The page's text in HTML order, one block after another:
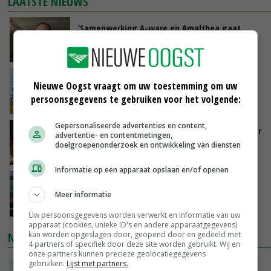
‘Samenwerking A-ware en Amalthea gaat
VANDAAG, 16:01
Internationale vraag naar geitenzuivel blijft
groot: Nederland in Europese top
VANDAAG, 15:33
Vlaamse varkensstapel krimpt, pluimveesector
groeit door schaalvergroting
je gelukkig van wordt’
NIEUWSTE VIDEO'S
POAH!: John Deere 7730
Nieuwe Oogst vraagt om uw toestemming om uw
persoonsgegevens te gebruiken voor het volgende:
Gepersonaliseerde advertenties en content,
advertentie- en contentmetingen,
doelgroepenonderzoek en ontwikkeling van diensten
Informatie op een apparaat opslaan en/of openen
Meer informatie
Uw persoonsgegevens worden verwerkt en informatie van uw
apparaat (cookies, unieke ID's en andere apparaatgegevens)
kan worden opgeslagen door, geopend door en gedeeld met
4 partners of specifiek door deze site worden gebruikt. Wij en
onze partners kunnen precieze geolocatiegegevens
gebruiken. Lijst met partners.